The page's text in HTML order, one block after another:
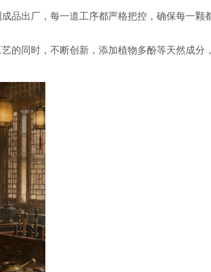
品出厂，每一道工序都严格把控，确保每一颗
的同时，不断创新，添加植物多酚等天然成分